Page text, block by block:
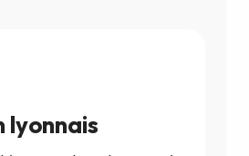
lyonnais